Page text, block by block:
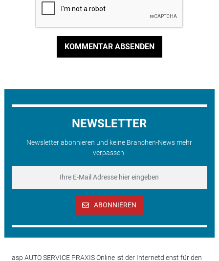
KOMMENTAR ABSENDEN
NEWSLETTER
Newsletter abonnieren und keine Branchen-News mehr
verpassen.
ABONNIEREN
asp AUTO SERVICE PRAXIS Online ist der Internetdienst für den